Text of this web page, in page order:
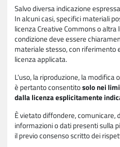
Salvo diversa indicazione
In alcuni casi, specifici materiali
licenza Creative Commons o altra
condizione deve essere
materiale stesso, con riferimento
licenza applicata.
L'uso, la riproduzione, la modifica
è pertanto consentitosolo nei
dalla licenza esplicitamente
È vietato diffondere, comunicare,
informazioni o dati presenti sulla
il previo consenso scritto dei